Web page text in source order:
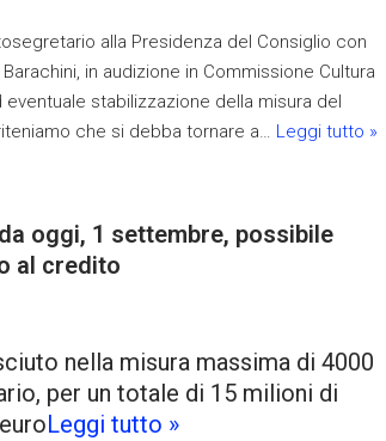
alla Presidenza del Consiglio con
in audizione in Commissione Cultura
eventuale stabilizzazione della misura del
che si debba tornare a… Leggi tutto »
oggi, 1 settembre, possibile
al credito
nella misura massima di 4000
per un totale di 15 milioni di
euroLeggi tutto »